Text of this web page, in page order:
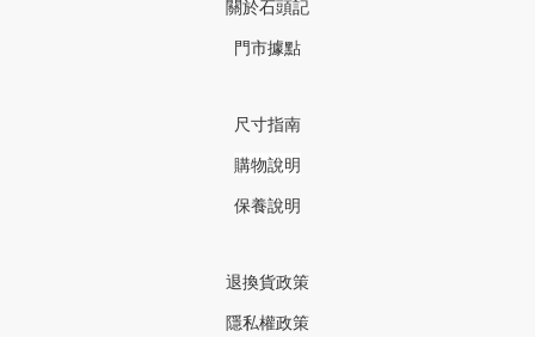
關於石頭記
門市據點
尺寸指南
購物說明
保養說明
退換貨政策
隱私權政策